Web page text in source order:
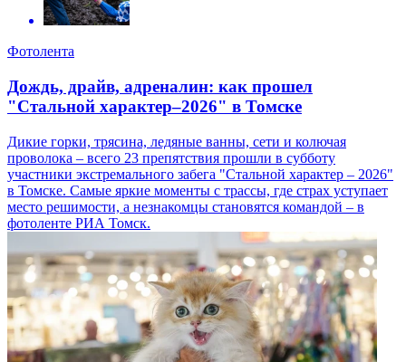
Фотолента
Дождь, драйв, адреналин: как прошел
"Стальной характер–2026" в Томске
Дикие горки, трясина, ледяные ванны, сети и колючая
проволока – всего 23 препятствия прошли в субботу
участники экстремального забега "Стальной характер – 2026"
в Томске. Самые яркие моменты с трассы, где страх уступает
место решимости, а незнакомцы становятся командой – в
фотоленте РИА Томск.